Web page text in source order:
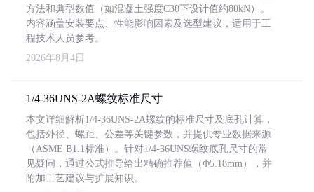
方法和典型数值（如混凝土强度C30下设计值约80kN）。
内容涵盖安装要点、性能影响因素及选型建议，适用于工
程技术人员参考。
2026年8月4日
1/4-36UNS-2A螺纹标准尺寸
本文详细解析1/4-36UNS-2A螺纹的标准尺寸及底孔计算，
包括外径、螺距、公差等关键参数，并提供专业数据来源
（ASME B1.1标准）。针对1/4-36UNS螺纹底孔尺寸的常
见疑问，通过公式推导给出精确推荐值（Φ5.18mm），并
附加工艺建议与扩展知识。